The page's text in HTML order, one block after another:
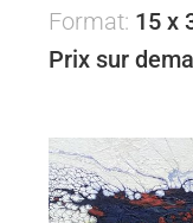
Format: 15 x
Prix sur